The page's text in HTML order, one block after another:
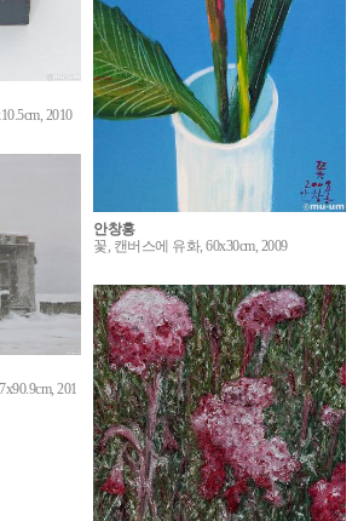
2010
안창홍
꽃, 캔버스에 유화, 60x30cm, 2009
201